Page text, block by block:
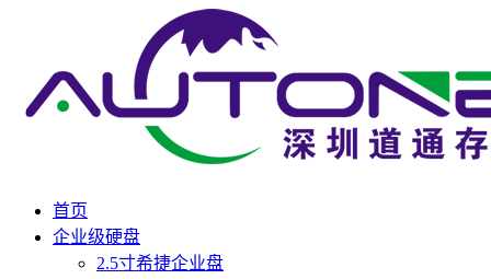
首页
企业级硬盘
2.5寸希捷企业盘